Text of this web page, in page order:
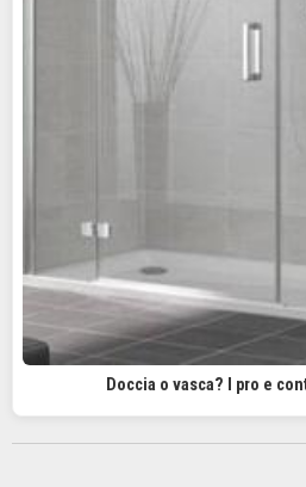
Doccia o vasca? I pro e